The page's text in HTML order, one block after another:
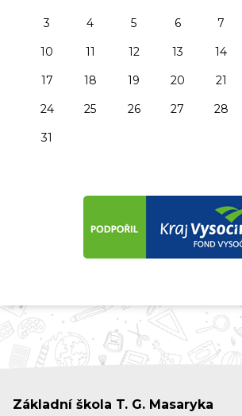
3
4 5 6 7
10
11 12 13 14
17
18 19 20 21
24
25 26 27 28
31
Základní škola T. G. Masaryka